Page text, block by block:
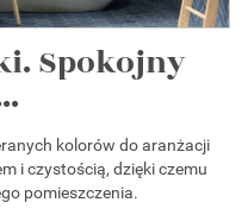
Spokojny
kolorów do aranżacji
i czystością, dzięki czemu
pomieszczenia.